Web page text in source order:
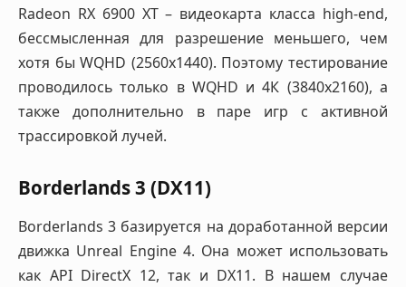
Radeon RX 6900 XT – видеокарта класса high-end,
бессмысленная для разрешение меньшего, чем
хотя бы WQHD (2560х1440). Поэтому тестирование
проводилось только в WQHD и 4К (3840х2160), а
также дополнительно в паре игр с активной
трассировкой лучей.
Borderlands 3 (DX11)
Borderlands 3 базируется на доработанной версии
движка Unreal Engine 4. Она может использовать
как API DirectX 12, так и DX11. В нашем случае